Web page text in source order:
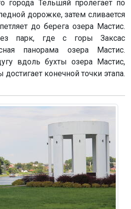
города Тельшяй пролегает по
дорожке, затем сливается
до берега озера Мастис.
парк, где с горы Заксас
панорама озера Мастис.
вдоль бухты озера Мастис,
конечной точки этапа.